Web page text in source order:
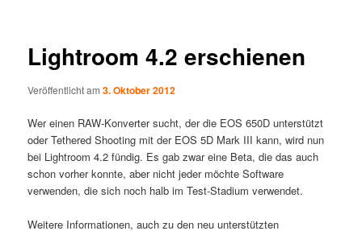
Lightroom 4.2 erschienen
Veröffentlicht am3. Oktober 2012
Wer einen RAW-Konverter sucht, der die EOS 650D unterstützt
oder Tethered Shooting mit der EOS 5D Mark III kann, wird nun
bei Lightroom 4.2 fündig. Es gab zwar eine Beta, die das auch
schon vorher konnte, aber nicht jeder möchte Software
verwenden, die sich noch halb im Test-Stadium verwendet.
Weitere Informationen, auch zu den neu unterstützten